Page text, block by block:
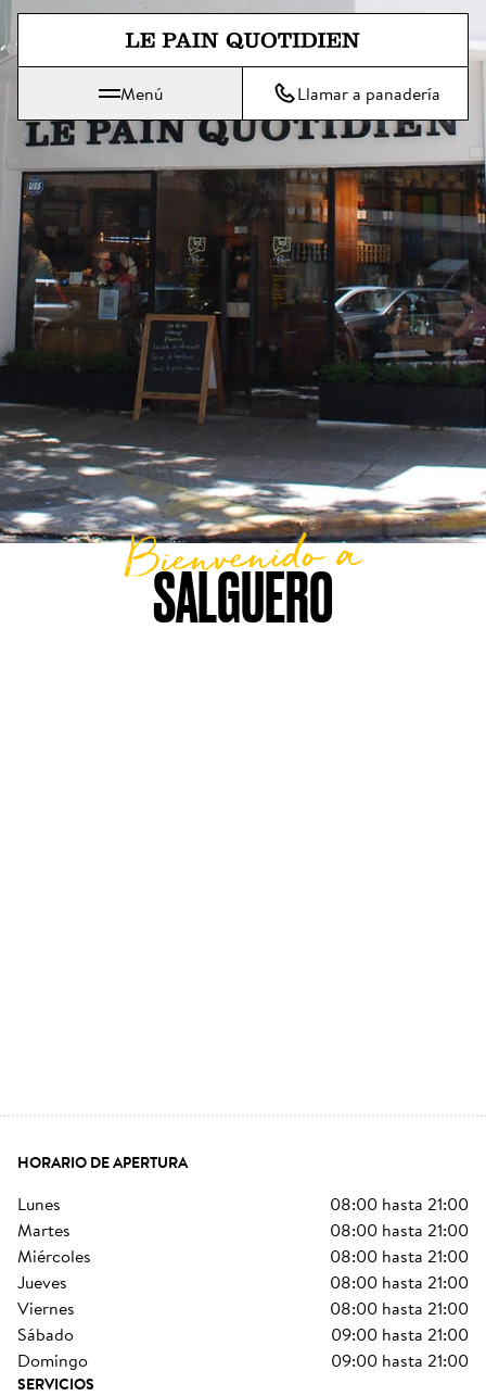
Ir directamente al contenido
Le Pain Quotidien significa: El pan de cada día
Menú Llamar a panadería
SALGUERO
Bienvenido a
HORARIO DE APERTURA
lunes 08:00 hasta 21:00
martes
08:00 hasta 21:00
miércoles
08:00 hasta 21:00
jueves
08:00 hasta 21:00
viernes
08:00 hasta 21:00
sábado
09:00 hasta 21:00
domingo
09:00 hasta 21:00
SERVICIOS